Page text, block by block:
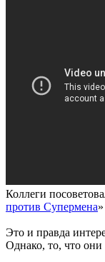
Коллеги
против Супермена
Это и правда
Однако, то, что они